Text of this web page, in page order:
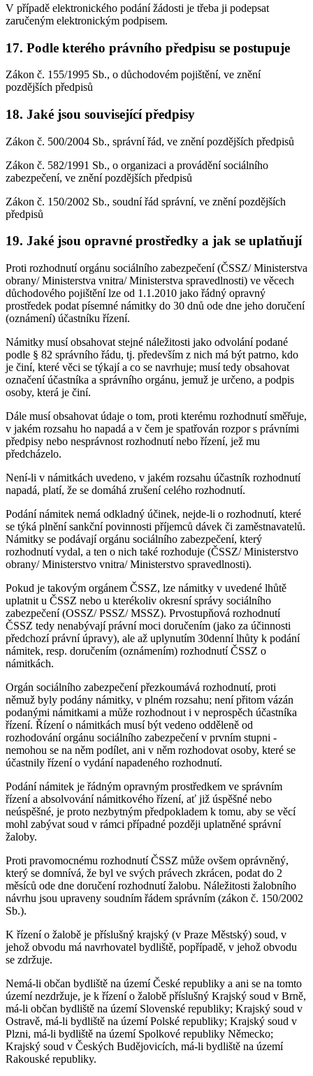
V případě elektronického podání žádosti je třeba ji podepsat
zaručeným elektronickým podpisem.
17. Podle kterého právního předpisu se postupuje
Zákon č. 155/1995 Sb., o důchodovém pojištění, ve znění
pozdějších předpisů
18. Jaké jsou související předpisy
Zákon č. 500/2004 Sb., správní řád, ve znění pozdějších předpisů
Zákon č. 582/1991 Sb., o organizaci a provádění sociálního
zabezpečení, ve znění pozdějších předpisů
Zákon č. 150/2002 Sb., soudní řád správní, ve znění pozdějších
předpisů
19. Jaké jsou opravné prostředky a jak se uplatňují
Proti rozhodnutí orgánu sociálního zabezpečení (ČSSZ/ Ministerstva
obrany/ Ministerstva vnitra/ Ministerstva spravedlnosti) ve věcech
důchodového pojištění lze od 1.1.2010 jako řádný opravný
prostředek podat písemné námitky do 30 dnů ode dne jeho doručení
(oznámení) účastníku řízení.
Námitky musí obsahovat stejné náležitosti jako odvolání podané
podle § 82 správního řádu, tj. především z nich má být patrno, kdo
je činí, které věci se týkají a co se navrhuje; musí tedy obsahovat
označení účastníka a správního orgánu, jemuž je určeno, a podpis
osoby, která je činí.
Dále musí obsahovat údaje o tom, proti kterému rozhodnutí směřuje,
v jakém rozsahu ho napadá a v čem je spatřován rozpor s právními
předpisy nebo nesprávnost rozhodnutí nebo řízení, jež mu
předcházelo.
Není-li v námitkách uvedeno, v jakém rozsahu účastník rozhodnutí
napadá, platí, že se domáhá zrušení celého rozhodnutí.
Podání námitek nemá odkladný účinek, nejde-li o rozhodnutí, které
se týká plnění sankční povinnosti příjemců dávek či zaměstnavatelů.
Námitky se podávají orgánu sociálního zabezpečení, který
rozhodnutí vydal, a ten o nich také rozhoduje (ČSSZ/ Ministerstvo
obrany/ Ministerstvo vnitra/ Ministerstvo spravedlnosti).
Pokud je takovým orgánem ČSSZ, lze námitky v uvedené lhůtě
uplatnit u ČSSZ nebo u kterékoliv okresní správy sociálního
zabezpečení (OSSZ/ PSSZ/ MSSZ). Prvostupňová rozhodnutí
ČSSZ tedy nenabývají právní moci doručením (jako za účinnosti
předchozí právní úpravy), ale až uplynutím 30denní lhůty k podání
námitek, resp. doručením (oznámením) rozhodnutí ČSSZ o
námitkách.
Orgán sociálního zabezpečení přezkoumává rozhodnutí, proti
němuž byly podány námitky, v plném rozsahu; není přitom vázán
podanými námitkami a může rozhodnout i v neprospěch účastníka
řízení. Řízení o námitkách musí být vedeno odděleně od
rozhodování orgánu sociálního zabezpečení v prvním stupni -
nemohou se na něm podílet, ani v něm rozhodovat osoby, které se
účastnily řízení o vydání napadeného rozhodnutí.
Podání námitek je řádným opravným prostředkem ve správním
řízení a absolvování námitkového řízení, ať již úspěšné nebo
neúspěšné, je proto nezbytným předpokladem k tomu, aby se věcí
mohl zabývat soud v rámci případné později uplatněné správní
žaloby.
Proti pravomocnému rozhodnutí ČSSZ může ovšem oprávněný,
který se domnívá, že byl ve svých právech zkrácen, podat do 2
měsíců ode dne doručení rozhodnutí žalobu. Náležitosti žalobního
návrhu jsou upraveny soudním řádem správním (zákon č. 150/2002
Sb.).
K řízení o žalobě je příslušný krajský (v Praze Městský) soud, v
jehož obvodu má navrhovatel bydliště, popřípadě, v jehož obvodu
se zdržuje.
Nemá-li občan bydliště na území České republiky a ani se na tomto
území nezdržuje, je k řízení o žalobě příslušný Krajský soud v Brně,
má-li občan bydliště na území Slovenské republiky; Krajský soud v
Ostravě, má-li bydliště na území Polské republiky; Krajský soud v
Plzni, má-li bydliště na území Spolkové republiky Německo;
Krajský soud v Českých Budějovicích, má-li bydliště na území
Rakouské republiky.